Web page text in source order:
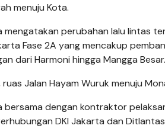
menuju Kota.
mengatakan perubahan lalu lintas
Fase 2A yang mencakup
dari Harmoni hingga Mangga Besar.
ruas Jalan Hayam Wuruk menuju
bersama dengan kontraktor
DKI Jakarta dan